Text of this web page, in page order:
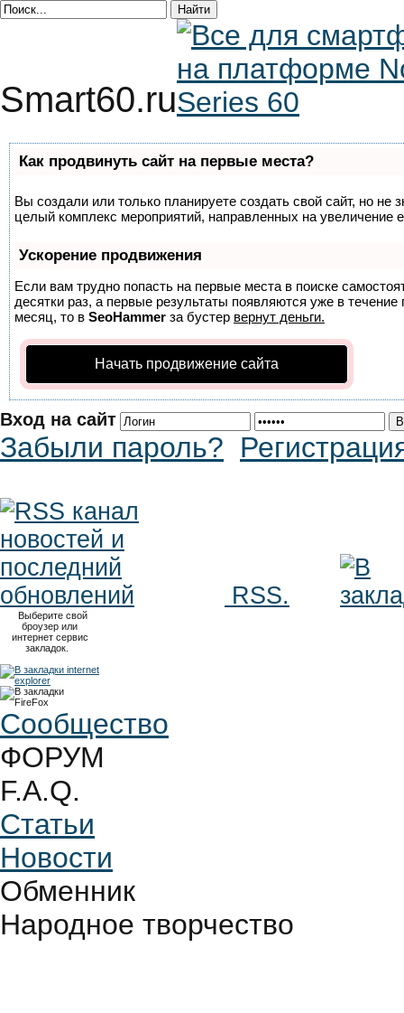
Smart60.ru
Как продвинуть сайт на первые места?
Вы создали или только планируете создать свой сайт, но не
целый комплекс мероприятий, направленных на увеличение
Ускорение продвижения
Если вам трудно попасть на первые места в поиске
десятки раз, а первые результаты появляются уже в
месяц, то в SeoHammer за бустер вернут деньги.
Начать продвижение сайта
Вход на сайт
Забыли пароль?
RSS.
Выберите свой
броузер или
интернет сервис
закладок.
Сообщество
ФОРУМ
F.A.Q.
Статьи
Новости
Обменник
Народное творчество